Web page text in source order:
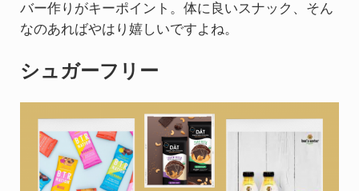
バー作りがキーポイント。体に良いスナック、そん
なのあればやはり嬉しいですよね。
シュガーフリー